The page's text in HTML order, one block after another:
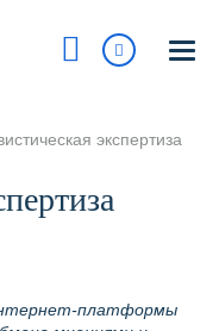
экспертиза
платформы